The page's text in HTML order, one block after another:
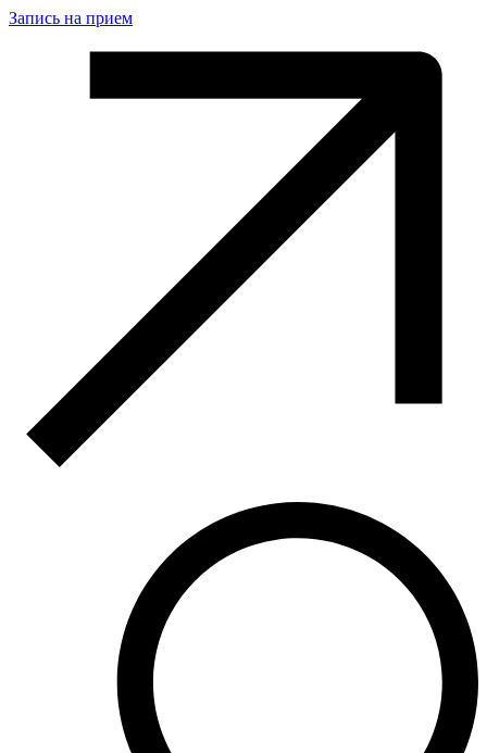
Запись на прием